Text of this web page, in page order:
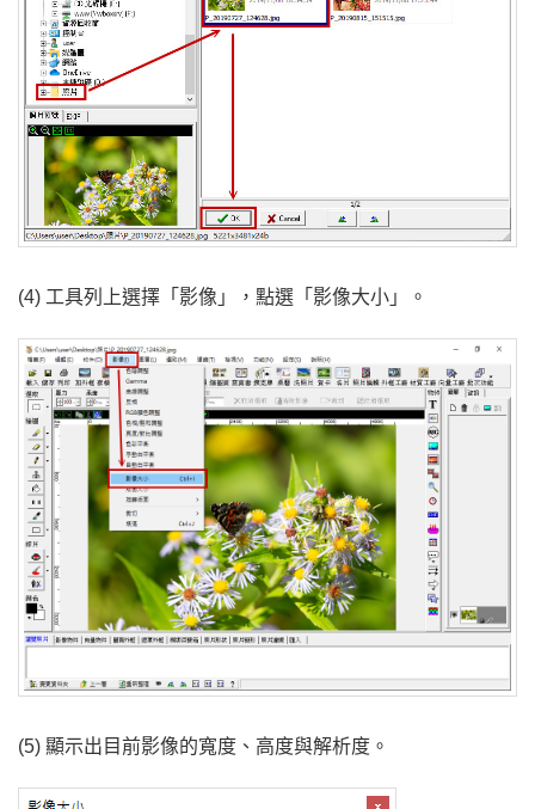
(4) 工具列上選擇「影像」，點選「影像大小」。
(5) 顯示出目前影像的寬度、高度與解析度。